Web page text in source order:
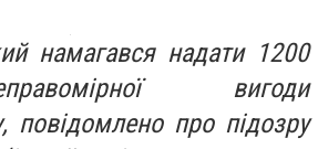
намагався надати 1200
вигоди
повідомлено про підозру